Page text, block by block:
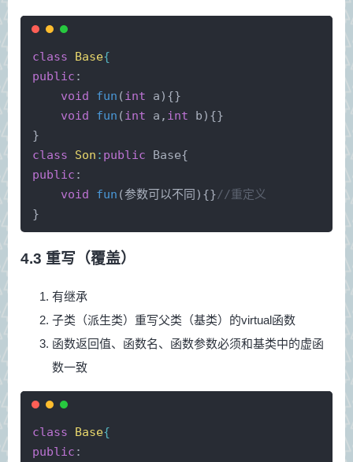
class Base{
public :
void
fun (int a) {}
void
fun (int a, int b) {}
}
class
Son : public Base{
public :
void
fun (参数可以不同) {}//重定义
}
4.3 重写（覆盖）
有继承
子类（派生类）重写父类（基类）的virtual函数
函数返回值、函数名、函数参数必须和基类中的虚函
数一致
class Base{
public :